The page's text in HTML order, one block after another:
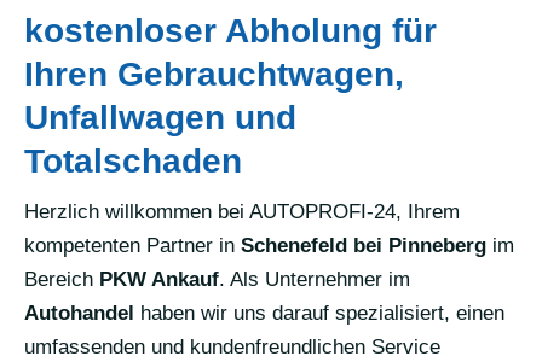
kostenloser Abholung für
Ihren Gebrauchtwagen,
Unfallwagen und
Totalschaden
Herzlich willkommen bei AUTOPROFI-24, Ihrem
kompetenten Partner in Schenefeld bei Pinneberg im
Bereich PKW Ankauf. Als Unternehmer im
Autohandel haben wir uns darauf spezialisiert, einen
umfassenden und kundenfreundlichen Service